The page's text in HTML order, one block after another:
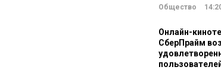
Общество
Онлайн-
СберПрайм